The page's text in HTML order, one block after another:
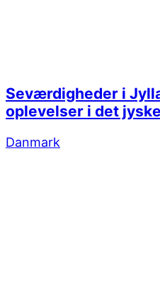
Seværdigheder i
oplevelser i det jyske
Danmark